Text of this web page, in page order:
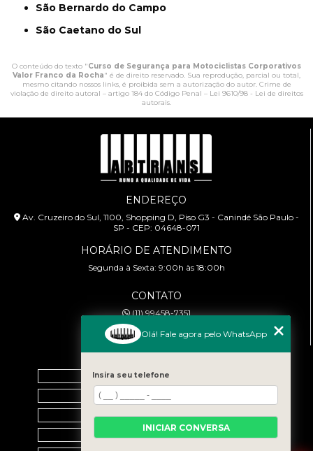
São Bernardo do Campo
São Caetano do Sul
O conteúdo do texto "Curso de Segurança para Motociclistas Corporativos
Valor Franco da Rocha" é de direito reservado. Sua reprodução, parcial ou total,
mesmo citando nossos links, é proibida sem a autorização do autor. Crime de
violação de direito autoral – artigo 184 do Código Penal – Lei 9610/98 - Lei de direitos
autorais.
ENDEREÇO
Av. Cruzeiro do Sul, 1100, Shopping D, Piso G3 - Canindé São Paulo -
SP - CEP: 04648-071
HORÁRIO DE ATENDIMENTO
Segunda à Sexta: 9:00h às 18:00h
CONTATO
(11) 99458-7351
cursoabtrans@gmail.com
Home
Empresa
Galeria
Contato
Olá! Fale agora pelo WhatsApp
Insira seu telefone
INICIAR CONVERSA